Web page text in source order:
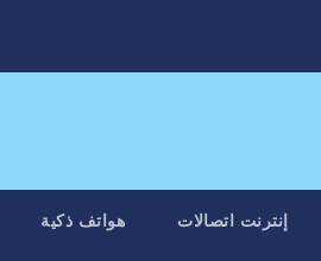
إنترنت اتصالات هواتف ذكية